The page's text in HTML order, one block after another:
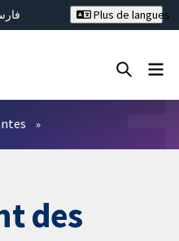
Plus de langues
des